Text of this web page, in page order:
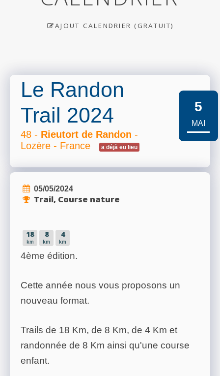
AJOUT CALENDRIER (GRATUIT)
Le Randon
Trail 2024
48 - Rieutort de Randon -
Lozère - France
a déjà eu lieu
5
MAI
05/05/2024
Trail, Course nature
18
km
8
km
4
km
4ème édition.
Cette année nous vous proposons un
nouveau format.
Trails de 18 Km, de 8 Km, de 4 Km et
randonnée de 8 Km ainsi qu'une course
enfant.